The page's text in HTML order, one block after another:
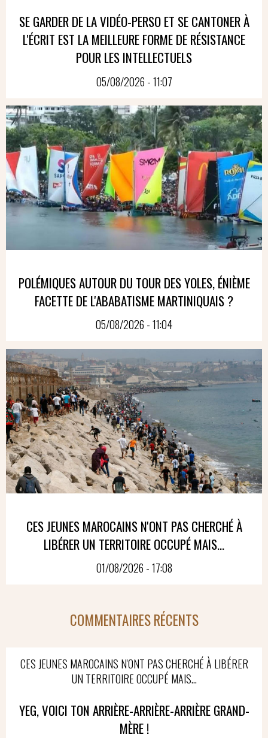
SE GARDER DE LA VIDÉO-PERSO ET SE CANTONER À
L'ÉCRIT EST LA MEILLEURE FORME DE RÉSISTANCE
POUR LES INTELLECTUELS
05/08/2026 - 11:07
POLÉMIQUES AUTOUR DU TOUR DES YOLES, ÉNIÈME
FACETTE DE L'ABABATISME MARTINIQUAIS ?
05/08/2026 - 11:04
CES JEUNES MAROCAINS N'ONT PAS CHERCHÉ À
LIBÉRER UN TERRITOIRE OCCUPÉ MAIS...
01/08/2026 - 17:08
COMMENTAIRES RÉCENTS
CES JEUNES MAROCAINS N'ONT PAS CHERCHÉ À LIBÉRER
UN TERRITOIRE OCCUPÉ MAIS...
YEG, VOICI TON ARRIÈRE-ARRIÈRE-ARRIÈRE GRAND-
MÈRE !